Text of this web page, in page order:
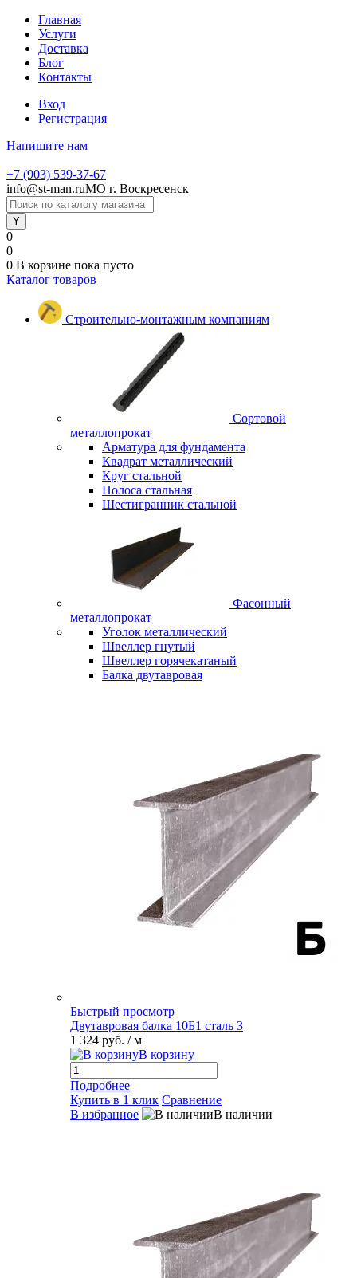
Главная
Услуги
Доставка
Блог
Контакты
Вход
Регистрация
Напишите нам
+7 (903) 539-37-67
info@st-man.ruМО г. Воскресенск
0
0
0 В корзине пока пусто
Каталог товаров
Строительно-монтажным компаниям
Сортовой
металлопрокат
Арматура для фундамента
Квадрат металлический
Круг стальной
Полоса стальная
Шестигранник стальной
Фасонный
металлопрокат
Уголок металлический
Швеллер гнутый
Швеллер горячекатаный
Балка двутавровая
Быстрый просмотр
Двутавровая балка 10Б1 сталь 3
1 324 руб. / м
В корзину
Подробнее
Купить в 1 клик Сравнение
В избранное
В наличии